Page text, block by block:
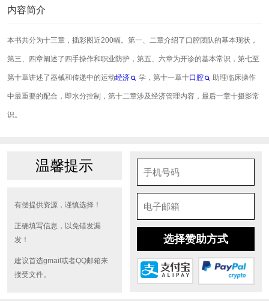
内容简介
本书共分为十三章，插彩图近200幅。第一、二章介绍了口腔团队的基本现状，
第三、四章阐述了四手操作和职业防护，第五、六章为开诊的基本常识，第七至
第十章讲述了器械和传递中的运动经济 学，第十一章十口腔 助理临床操作
中最重要的配合，即水分控制，第十二章涉及经济管理内容，最后一章十摄影常
识。
温馨提示
有偿提供资源，谨慎选择！
正确填写信息，以免错发漏
发！
建议首选gmail或者QQ邮箱来
接受文件。
选择赞助方式